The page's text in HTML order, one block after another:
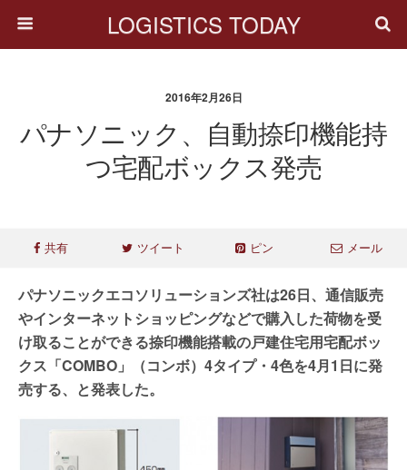
LOGISTICS TODAY
2016年2月26日
パナソニック、自動捺印機能持
つ宅配ボックス発売
共有 ツイート ピン メール
パナソニックエコソリューションズ社は26日、通信販売
やインターネットショッピングなどで購入した荷物を受
け取ることができる捺印機能搭載の戸建住宅用宅配ボッ
クス「COMBO」（コンボ）4タイプ・4色を4月1日に発
売する、と発表した。